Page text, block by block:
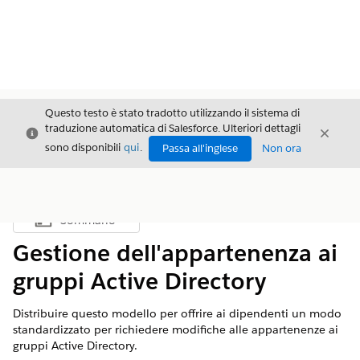
Chiudi
Questo testo è stato tradotto utilizzando il sistema di
traduzione automatica di Salesforce. Ulteriori dettagli
sono disponibili qui. Passa all'inglese Non ora
Chiudi
Mostra sommario
Sommario
Gestione dell'appartenenza ai
gruppi Active Directory
Distribuire questo modello per offrire ai dipendenti un modo
standardizzato per richiedere modifiche alle appartenenze ai
gruppi Active Directory.